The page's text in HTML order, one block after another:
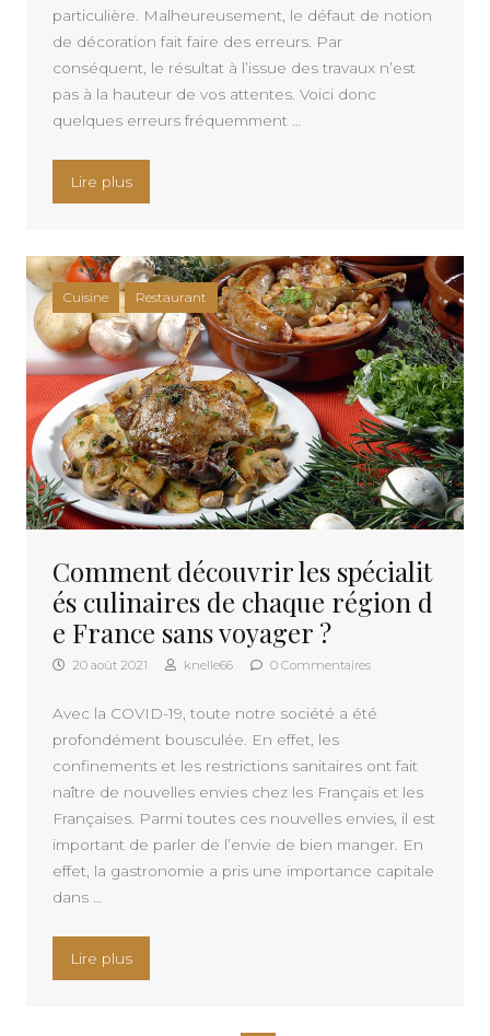
particulière. Malheureusement, le défaut de notion
de décoration fait faire des erreurs. Par
conséquent, le résultat à l’issue des travaux n’est
pas à la hauteur de vos attentes. Voici donc
quelques erreurs fréquemment …
Lire plus« 06 erreurs courantes en décoration de cuisine
Cuisine Restaurant
Comment découvrir les spécialit
és culinaires de chaque région d
e France sans voyager ?
20 août 2021 knelle66 0 Commentaires
Avec la COVID-19, toute notre société a été
profondément bousculée. En effet, les
confinements et les restrictions sanitaires ont fait
naître de nouvelles envies chez les Français et les
Françaises. Parmi toutes ces nouvelles envies, il est
important de parler de l’envie de bien manger. En
effet, la gastronomie a pris une importance capitale
dans …
Lire plus« Comment découvrir les spécialités culinaires